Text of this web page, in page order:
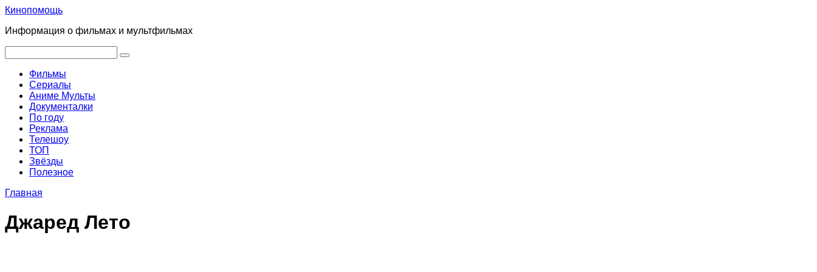
Перейти
контенту
Кинопомощь
Информация о фильмах и мультфильмах
Фильмы
Сериалы
Аниме Мульты
Документалки
По году
Реклама
Телешоу
ТОП
Звёзды
Полезное
Главная
Джаред Лето